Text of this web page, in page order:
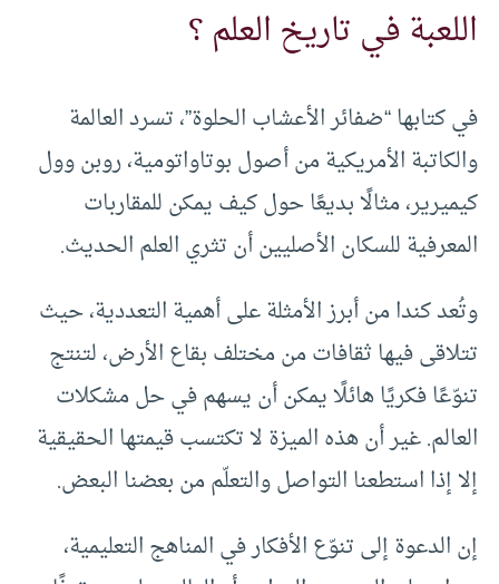
اللعبة في تاريخ العلم ؟
في كتابها “ضفائر الأعشاب الحلوة”، تسرد العالمة
والكاتبة الأمريكية من أصول بوتاواتومية، روبن وول
كيميرير، مثالًا بديعًا حول كيف يمكن للمقاربات
المعرفية للسكان الأصليين أن تثري العلم الحديث.
وتُعد كندا من أبرز الأمثلة على أهمية التعددية، حيث
تتلاقى فيها ثقافات من مختلف بقاع الأرض، لتنتج
تنوّعًا فكريًا هائلًا يمكن أن يسهم في حل مشكلات
العالم. غير أن هذه الميزة لا تكتسب قيمتها الحقيقية
إلا إذا استطعنا التواصل والتعلّم من بعضنا البعض.
إن الدعوة إلى تنوّع الأفكار في المناهج التعليمية،